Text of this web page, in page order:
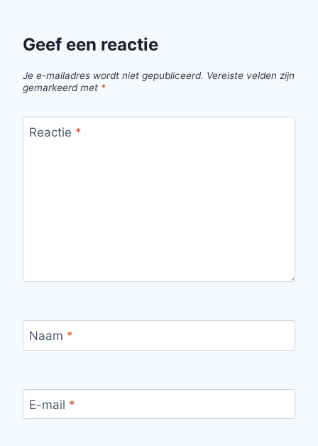
Geef een reactie
Je e-mailadres wordt niet gepubliceerd. Vereiste velden zijn
gemarkeerd met *
Reactie *
Naam *
E-mail *